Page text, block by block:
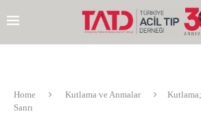
Home Kutlama ve Anmalar
Sanrı